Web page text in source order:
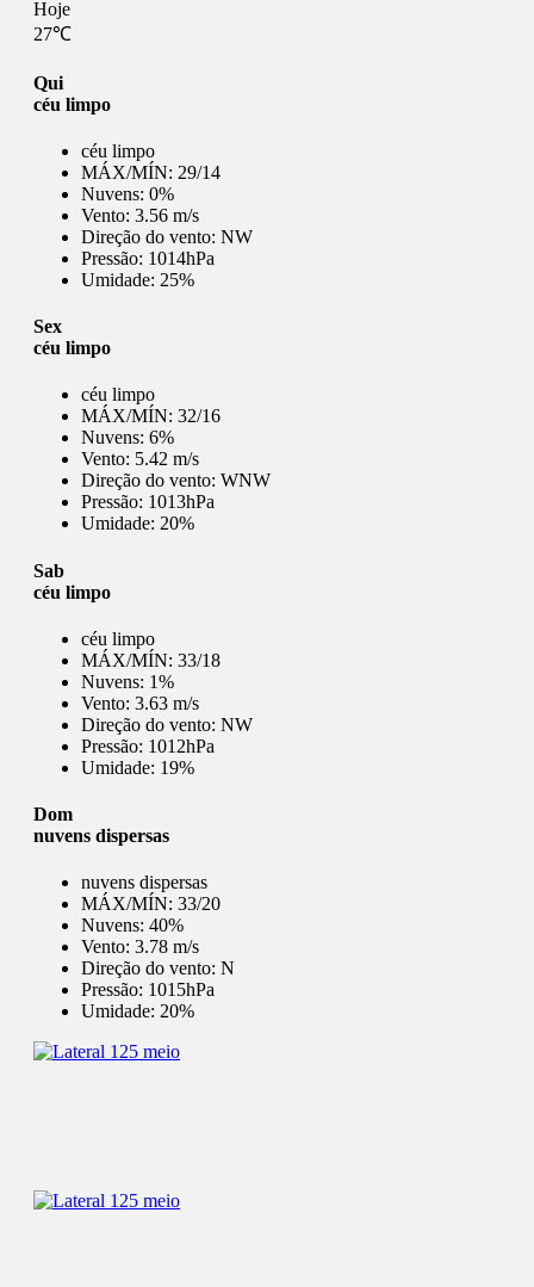
Hoje
27℃
Qui
céu limpo
céu limpo
MÁX/MÍN: 29/14
Nuvens: 0%
Vento: 3.56 m/s
Direção do vento: NW
Pressão: 1014hPa
Umidade: 25%
Sex
céu limpo
céu limpo
MÁX/MÍN: 32/16
Nuvens: 6%
Vento: 5.42 m/s
Direção do vento: WNW
Pressão: 1013hPa
Umidade: 20%
Sab
céu limpo
céu limpo
MÁX/MÍN: 33/18
Nuvens: 1%
Vento: 3.63 m/s
Direção do vento: NW
Pressão: 1012hPa
Umidade: 19%
Dom
nuvens dispersas
nuvens dispersas
MÁX/MÍN: 33/20
Nuvens: 40%
Vento: 3.78 m/s
Direção do vento: N
Pressão: 1015hPa
Umidade: 20%